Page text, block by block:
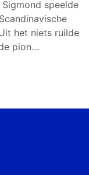
speelde
het niets ruilde
pion…